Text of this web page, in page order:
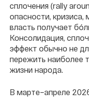
сплочения (rally
опасности,
власть получает
Консолидация,
эффект обычно не
пережить наиболее
жизни народа.
В марте–апреле